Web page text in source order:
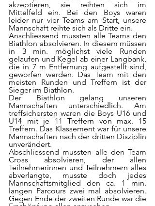
akzeptieren, sie reihten sich im
Mittelfeld ein. Bei den Boys waren
leider nur vier Teams am Start, unsere
Mannschaft reihte sich als Dritte ein.
Anschliessend mussten alle Teams den
Biathlon absolvieren. In diesem müssen
in 3 min. möglichst viele Runden
gelaufen und Kegel ab einer Langbank,
die in 7 m Entfernung aufgestellt sind,
geworfen werden. Das Team mit den
meisten Runden und Treffern ist der
Sieger im Biathlon.
Der Biathlon gelang unseren
Mannschaften unterschiedlich. Am
treffsichersten waren die Boys U16 und
U14 mit je 11 Treffern von max. 15
Treffern. Das Klassement war für unsere
Mannschaften nach der dritten Disziplin
unverändert.
Abschliessend mussten alle den Team
Cross absolvieren, der allen
Teilnehmerinnen und Teilnehmern alles
abverlangte, musste doch jedes
Mannschaftsmitglied den ca. 1 min.
langen Parcours zwei mal absolvieren.
Gegen Ende der zweiten Runde war die